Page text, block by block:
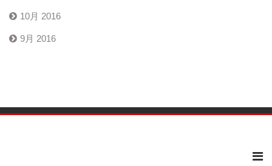
10月 2016
9月 2016